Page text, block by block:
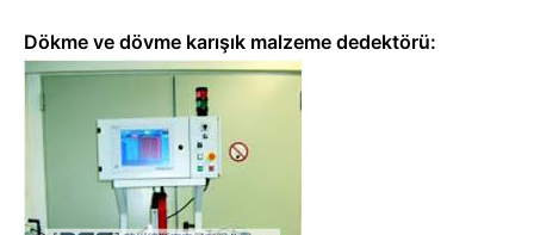
Dökme ve dövme karışık malzeme dedektörü: